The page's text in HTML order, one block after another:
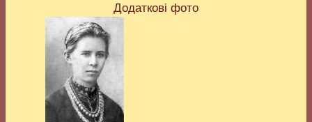
Додаткові фото